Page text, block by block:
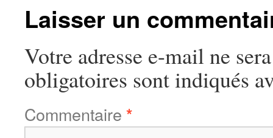
Laisser un
Votre adresse e-mail ne
obligatoires sont indiqués
Commentaire *